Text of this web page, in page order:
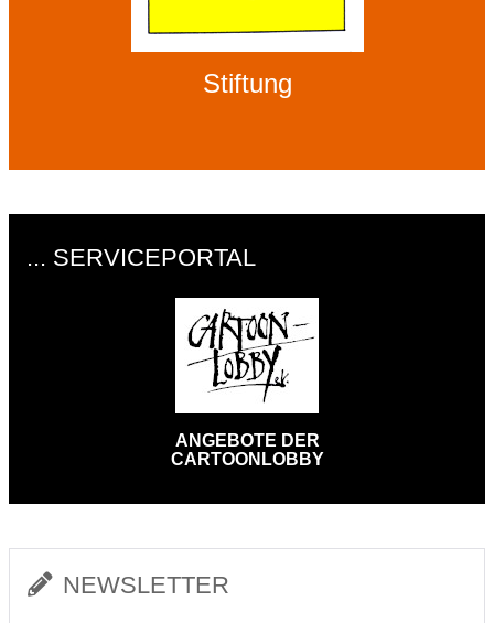
Stiftung
... SERVICEPORTAL
ANGEBOTE DER
CARTOONLOBBY
NEWSLETTER